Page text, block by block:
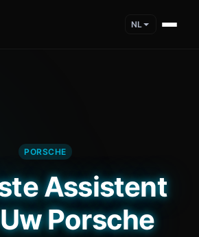
NL
PORSCHE
Assistent
Porsche